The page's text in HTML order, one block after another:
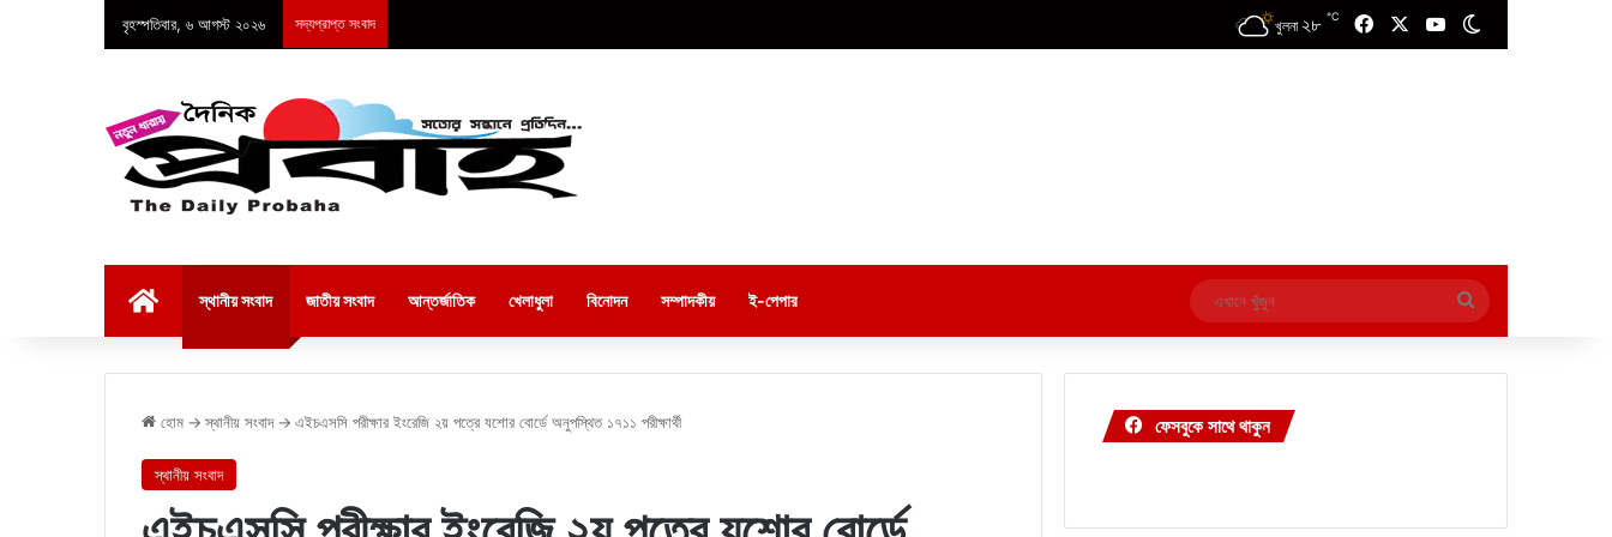
বৃহস্পতিবার, ৬ আগস্ট ২০২৬ সদ্যপ্রাপ্ত সংবাদ খুলনা ২৮ ℃ FacebookYouTube
স্থানীয় সংবাদ জাতীয় সংবাদ আন্তর্জাতিক খেলাধুলা বিনোদন সম্পাদকীয় ই-পেপার
এখানে
খুঁজুন
হোম → স্থানীয় সংবাদ → এইচএসসি পরীক্ষার ইংরেজি ২য় পত্রে যশোর বোর্ডে অনুপস্থিত ১৭১১ পরীক্ষার্থী
স্থানীয় সংবাদ
ফেসবুকে সাথে থাকুন